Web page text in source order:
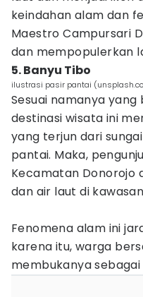
keindahan alam dan
Maestro Campursari
dan mempopulerkan
5. Banyu Tibo
ilustrasi pasir pantai
Sesuai namanya
destinasi wisata ini
yang terjun dari
pantai. Maka,
Kecamatan Donorojo
dan air laut di
Fenomena alam ini
karena itu, warga
membukanya